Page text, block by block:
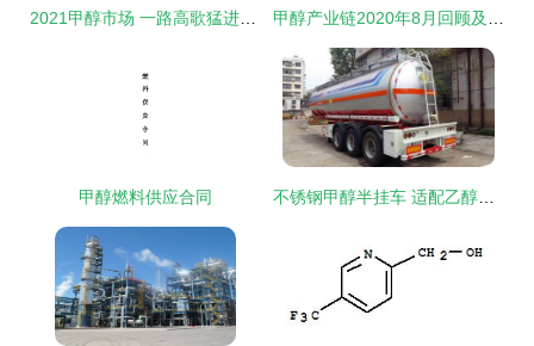
甲醇燃料供应合同